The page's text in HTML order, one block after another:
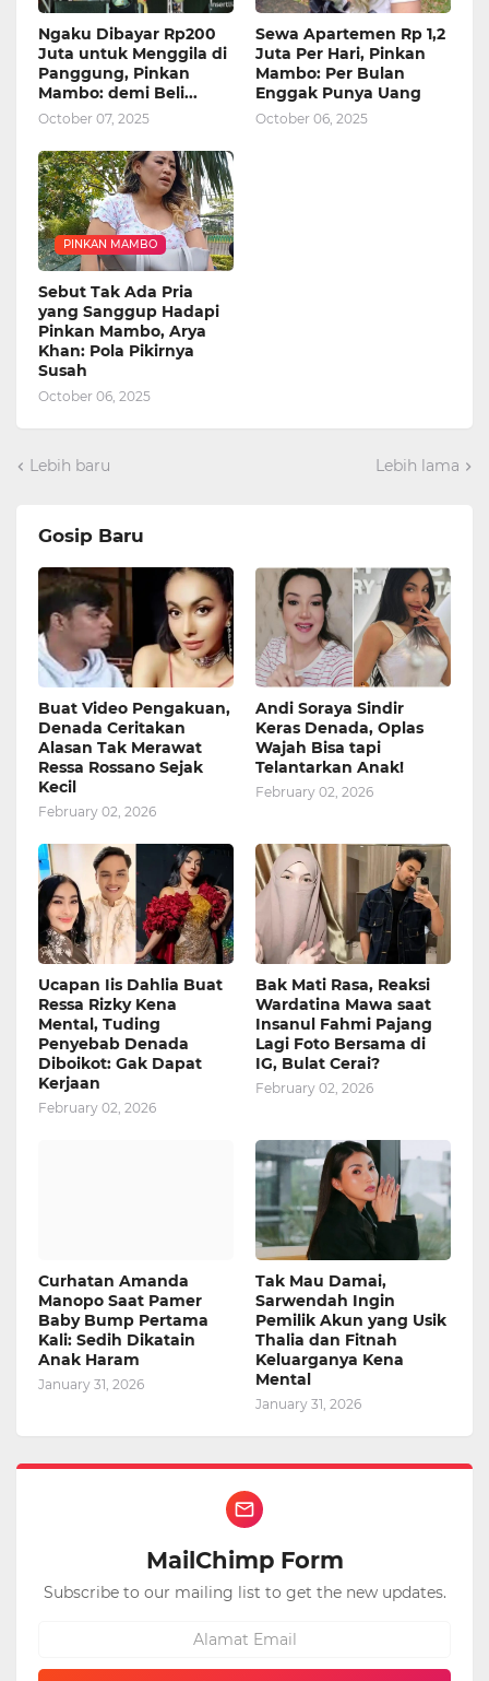
Ngaku Dibayar Rp200
Juta untuk Menggila di
Panggung, Pinkan
Mambo: demi Beli...
October 07, 2025
Sewa Apartemen Rp 1,2
Juta Per Hari, Pinkan
Mambo: Per Bulan
Enggak Punya Uang
October 06, 2025
PINKAN MAMBO
Sebut Tak Ada Pria
yang Sanggup Hadapi
Pinkan Mambo, Arya
Khan: Pola Pikirnya
Susah
October 06, 2025
Lebih baru Lebih lama
Gosip Baru
Buat Video Pengakuan,
Denada Ceritakan
Alasan Tak Merawat
Ressa Rossano Sejak
Kecil
February 02, 2026
Andi Soraya Sindir
Keras Denada, Oplas
Wajah Bisa tapi
Telantarkan Anak!
February 02, 2026
Ucapan Iis Dahlia Buat
Ressa Rizky Kena
Mental, Tuding
Penyebab Denada
Diboikot: Gak Dapat
Kerjaan
February 02, 2026
Bak Mati Rasa, Reaksi
Wardatina Mawa saat
Insanul Fahmi Pajang
Lagi Foto Bersama di
IG, Bulat Cerai?
February 02, 2026
Curhatan Amanda
Manopo Saat Pamer
Baby Bump Pertama
Kali: Sedih Dikatain
Anak Haram
January 31, 2026
Tak Mau Damai,
Sarwendah Ingin
Pemilik Akun yang Usik
Thalia dan Fitnah
Keluarganya Kena
Mental
January 31, 2026
MailChimp Form
Subscribe to our mailing list to get the new updates.